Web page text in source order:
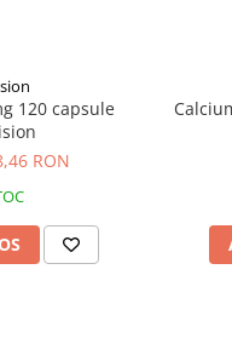
120 capsule
RON